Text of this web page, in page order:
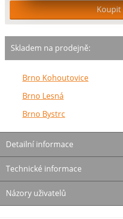
Skladem na prodejně:
Brno Kohoutovice
Brno Lesná
Brno Bystrc
Detailní informace
Technické informace
Názory uživatelů